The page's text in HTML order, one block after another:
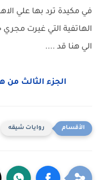
في مكيدة ترد بها علي
الهاتفية التي غيرت مجري
الي هنا قد ....
الجزء الثالث من
روايات شيقه